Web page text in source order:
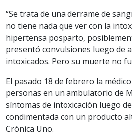
“Se trata de una derrame de
no tiene nada que ver con la
hipertensa posparto,
presentó convulsiones luego de
intoxicados. Pero su muerte no
El pasado 18 de febrero la
personas en un ambulatorio de
síntomas de intoxicación luego
condimentada con un producto
Crónica Uno.